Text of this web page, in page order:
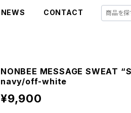
NEWS CONTACT
NONBEE MESSAGE SWEAT
navy/off-white
¥9,900